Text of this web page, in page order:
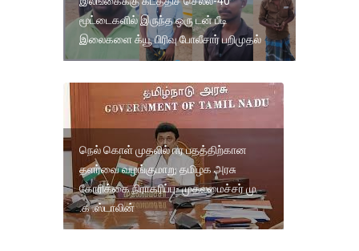
மூட்டைகளில் இருந்த ஒரு டன் பீடி
இலைகளை க்யூ பிரிவு போலீசார் பறிமுதல்
நெல் கொள் முதலில் ஈர பதத்திற்கான
தளர்வை வழங்குமாறு தமிழக அரசு
கோரிக்கை நிராகரிப்பு- முதலமைச்சர் மு
.க .ஸ்டாலின்